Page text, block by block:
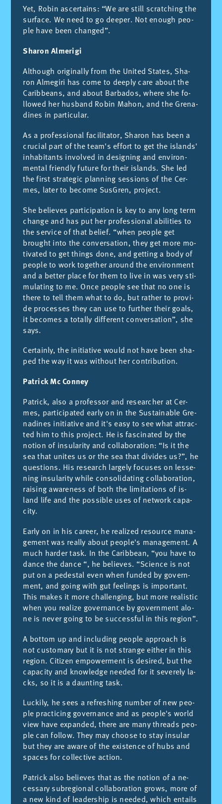
Yet, Ro­bin as­cer­tains: “We are still scrat­ching the
sur­fa­ce. We need to go dee­per. Not enough peo­
ple have been chan­ged”.
Sharon Almerigi
Alt­hough ori­gi­na­lly from the Uni­ted Sta­tes, Sha­
ron Al­me­gi­ri has come to dee­ply care about the
Ca­rib­beans, and about Bar­ba­dos, whe­re she fo­
llo­wed her hus­band Ro­bin Mahon, and the Gre­na­
di­nes in par­ti­cu­lar.
As a pro­fes­sio­nal fa­ci­li­ta­tor, Sha­ron has been a
cru­cial part of the tea­m's ef­fort to get the is­land­s'
in­ha­bi­tants in­vol­ved in de­sig­ning and en­vi­ron­
men­tal friendly fu­tu­re for their is­lands. She led
the first stra­te­gic plan­ning ses­sions of the Cer­
mes, la­ter to be­co­me Sus­Gren, pro­ject.
She be­lie­ves par­ti­ci­pa­tion is key to any long term
chan­ge and has put her pro­fes­sio­nal abi­li­ties to
the ser­vi­ce of that be­lief. “when peo­ple get
brought into the con­ver­sa­tion, they get more mo­
ti­va­ted to get things done, and get­ting a body of
peo­ple to work to­get­her around the en­vi­ron­ment
and a bet­ter pla­ce for them to live in was very sti­
mu­la­ting to me. Once peo­ple see that no one is
the­re to tell them what to do, but rat­her to pro­vi­
de pro­ces­ses they can use to furt­her their goals,
it be­co­mes a to­ta­lly dif­fe­rent con­ver­sa­tion”, she
says.
Cer­tainly, the initia­ti­ve would not have been sha­
ped the way it was wit­hout her con­tri­bu­tion.
Patrick Mc Conney
Pa­tri­ck, also a pro­fes­sor and re­sear­cher at Cer­
mes, par­ti­ci­pa­ted early on in the Sus­tai­na­ble Gre­
na­di­nes initia­ti­ve and it's easy to see what at­trac­
ted him to this pro­ject. He is fas­ci­na­ted by the
no­tion of in­su­la­rity and co­lla­bo­ra­tion: “Is it the
sea that uni­tes us or the sea that di­vi­des us?”, he
ques­tions. His re­search lar­gely fo­cu­ses on les­se­
ning in­su­la­rity whi­le con­so­li­da­ting co­lla­bo­ra­tion,
rai­sing awa­re­ness of both the li­mi­ta­tions of is­
land life and the pos­si­ble uses of net­work ca­pa­
city.
Early on in his ca­reer, he reali­zed re­sour­ce ma­na­
ge­ment was really about peo­ple's ma­na­ge­ment. A
much har­der task. In the Ca­rib­bean, “you have to
dan­ce the dan­ce “, he be­lie­ves. “Scien­ce is not
put on a pe­des­tal even when fun­ded by go­vern­
ment, and going with gut fee­lings is im­por­tant.
This ma­kes it more cha­llen­ging, but more rea­lis­tic
when you reali­ze go­ver­nan­ce by go­vern­ment alo­
ne is ne­ver going to be suc­cess­ful in this re­gion”.
A bot­tom up and in­clu­ding peo­ple ap­proach is
not cus­to­mary but it is not stran­ge eit­her in this
re­gion. Ci­ti­zen em­po­wer­ment is desired, but the
ca­pa­city and kno­wled­ge nee­ded for it se­ve­rely la­
cks, so it is a daun­ting task.
Lu­ckily, he sees a re­fres­hing num­ber of new peo­
ple prac­ti­cing go­ver­nan­ce and as peo­ple's world
view have ex­pan­ded, the­re are many th­reads peo­
ple can fo­llow. They may choo­se to stay in­su­lar
but they are awa­re of the exis­ten­ce of hubs and
spa­ces for co­llec­ti­ve ac­tion.
Pa­tri­ck also be­lie­ves that as the no­tion of a ne­
ces­sary su­bre­gio­nal co­lla­bo­ra­tion grows, more of
a new kind of lea­ders­hip is nee­ded, which en­tails